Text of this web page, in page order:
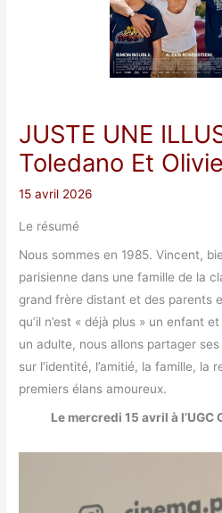
JUSTE UNE
Toledano Et
15 avril 2026
Le résumé
Nous sommes en 1985. Vincent,
parisienne dans une famille de la
grand frère distant et des parents
qu’il n’est « déjà plus » un enfant
un adulte, nous allons partager
sur l’identité, l’amitié, la famille, la
premiers élans amoureux.
Le mercredi 15 avril à l’UGC